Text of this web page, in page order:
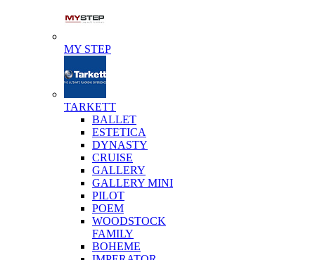
MY STEP
TARKETT
BALLET
ESTETICA
DYNASTY
CRUISE
GALLERY
GALLERY MINI
PILOT
POEM
WOODSTOCK
FAMILY
BOHEME